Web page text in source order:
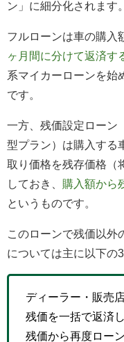
ン」に細分化されます。
フルローンは車の購入
ヶ月間に分けて返済す
系マイカーローンを始
です。
一方、残価設定ローン
型プラン）は購入する
取り価格を残存価格（
しておき、 購入額から
というものです。
このローンで残価以外
については主に以下の
ディーラー・販売
残価を一括で返済
残価から再度ロー